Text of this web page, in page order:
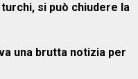
si può chiudere la
una brutta notizia per